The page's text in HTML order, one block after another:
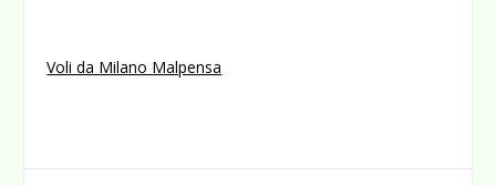
Voli da Milano Malpensa